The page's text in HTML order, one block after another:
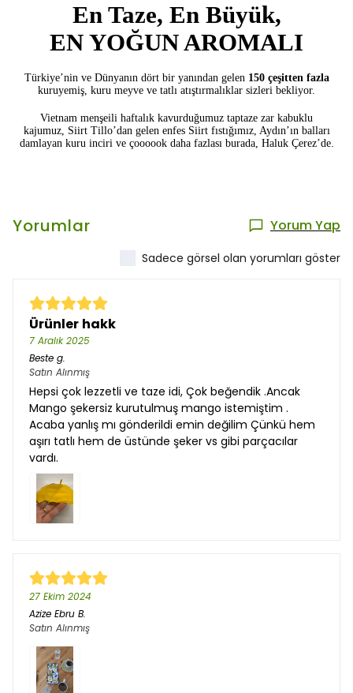
En Taze, En Büyük,
EN YOĞUN AROMALI
Türkiye’nin ve Dünyanın dört bir yanından gelen 150 çeşitten fazla
kuruyemiş, kuru meyve ve tatlı atıştırmalıklar sizleri bekliyor.
Vietnam menşeili haftalık kavurduğumuz taptaze zar kabuklu
kajumuz, Siirt Tillo’dan gelen enfes Siirt fıstığımız, Aydın’ın balları
damlayan kuru inciri ve çoooook daha fazlası burada, Haluk Çerez’de.
Yorumlar Yorum Yap
Sadece görsel olan yorumları göster
Ürünler hakk
7 Aralık 2025
Beste g.
Satın Alınmış
Hepsi çok lezzetli ve taze idi, Çok beğendik .Ancak
Mango şekersiz kurutulmuş mango istemiştim .
Acaba yanlış mı gönderildi emin değilim Çünkü hem
aşırı tatlı hem de üstünde şeker vs gibi parçacılar
vardı.
27 Ekim 2024
Azize Ebru B.
Satın Alınmış